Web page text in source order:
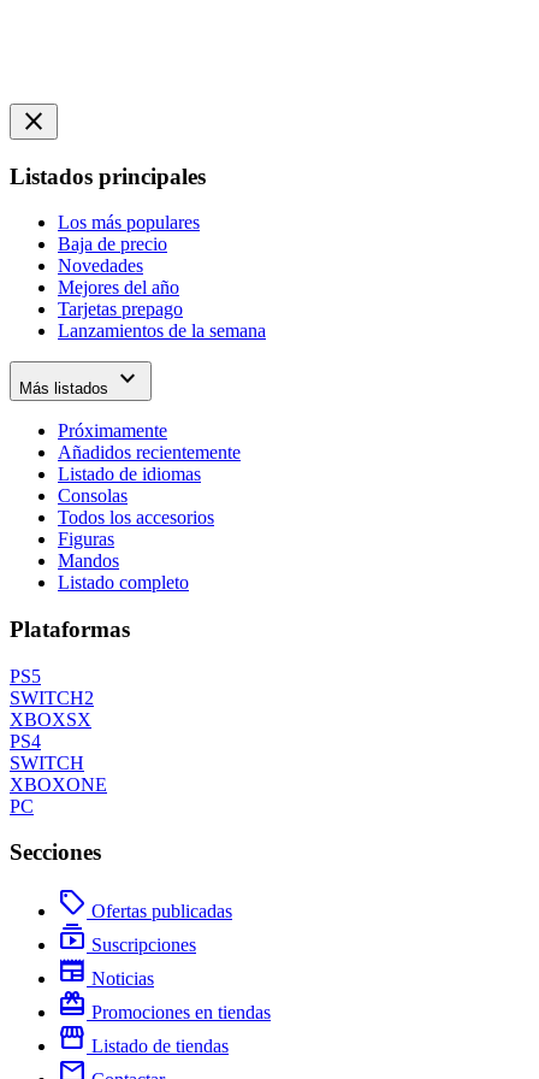
close
Listados principales
Los más populares
Baja de precio
Novedades
Mejores del año
Tarjetas prepago
Lanzamientos de la semana
Más listados expand_more
Próximamente
Añadidos recientemente
Listado de idiomas
Consolas
Todos los accesorios
Figuras
Mandos
Listado completo
Plataformas
PS5
SWITCH2
XBOXSX
PS4
SWITCH
XBOXONE
PC
Secciones
local_offer Ofertas publicadas
subscriptions Suscripciones
newspaper Noticias
redeem Promociones en tiendas
storefront Listado de tiendas
mail